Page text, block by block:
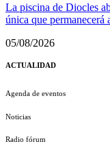
La piscina de Diocles
única que permanecerá
05/08/2026
ACTUALIDAD
Agenda de eventos
Noticias
Radio fórum